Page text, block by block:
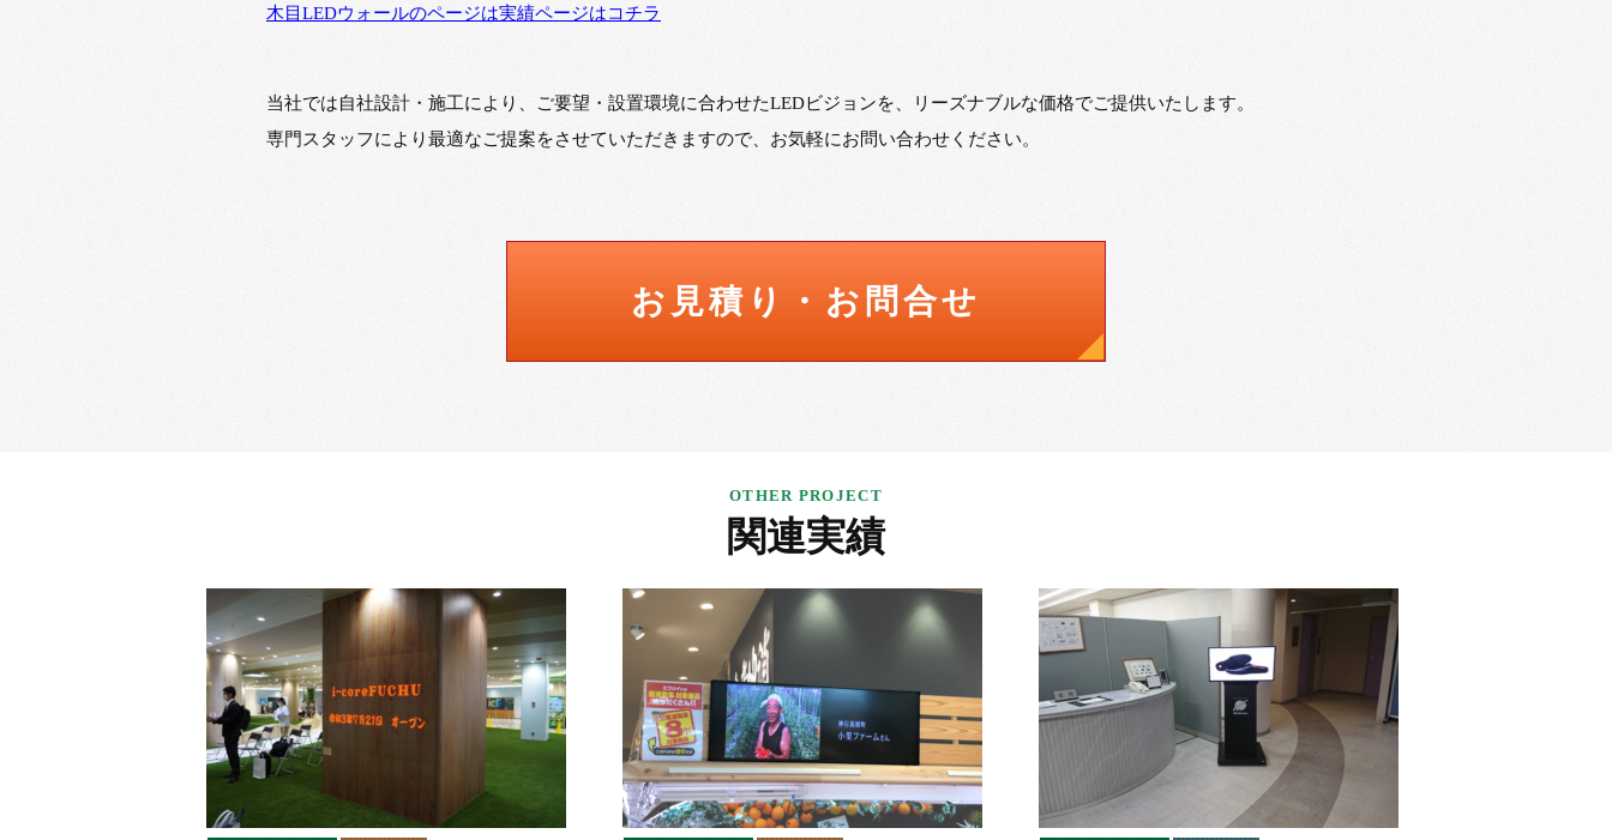
木目LEDウォールのページは実績ページはコチラ
当社では自社設計・施工により、ご要望・設置環境に合わせたLEDビジョンを、リーズナブルな価格でご提供いたします。
専門スタッフにより最適なご提案をさせていただきますので、お気軽にお問い合わせください。
お見積り・お問合せ
関連実績